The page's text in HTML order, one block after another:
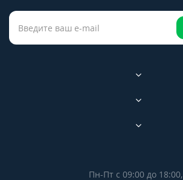
Пн-Пт с 09:00 до 18:00,